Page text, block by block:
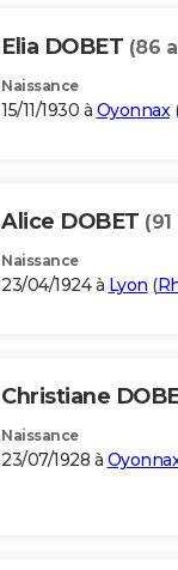
Elia DOBET (86
Naissance
15/11/1930 à Oyonnax(
Alice DOBET
Naissance
23/04/1924 à Lyon (
Christiane
Naissance
23/07/1928 à